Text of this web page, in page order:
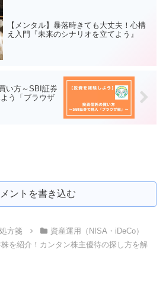
【メンタル】暴落時きても大丈夫！心構
え入門『未来のシナリオを立てよう』
い方～SBI証券
う「ブラウザ
ントを書き込む
方箋
資産運用（NISA・iDeCo）
株を紹介！カンタン株主優待の探し方を解